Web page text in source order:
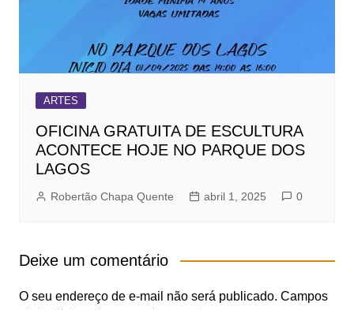
ARTES
OFICINA GRATUITA DE ESCULTURA
ACONTECE HOJE NO PARQUE DOS
LAGOS
Robertão Chapa Quente abril 1, 2025 0
Deixe um comentário
O seu endereço de e-mail não será publicado. Campos